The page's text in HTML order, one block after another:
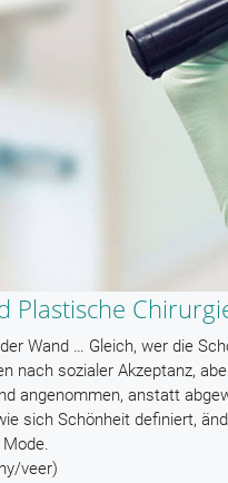
Plastische
Wand … Gleich, wer die
nach sozialer Akzeptanz,
angenommen, anstatt
sich Schönheit definiert,
veer)